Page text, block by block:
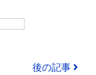
後の記事